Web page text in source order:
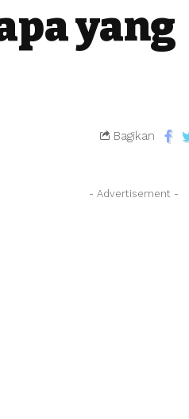
yang
Bagikan
- Advertisement -